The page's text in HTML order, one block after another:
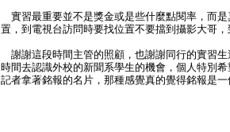
實習最重要並不是獎金或是些什麼點閱率，而
置，到電視台訪問時要找位置不要擋到攝影大哥
謝謝這段時間主管的照顧，也謝謝同行的實習
時間去認識外校的新聞系學生的機會，個人特別
記者拿著銘報的名片，那種感覺真的覺得銘報是